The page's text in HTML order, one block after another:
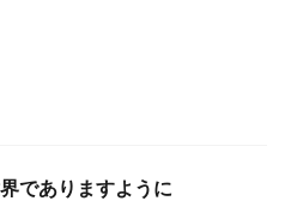
でありますように